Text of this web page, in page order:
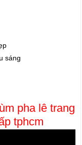
sáng
pha lê trang
tphcm